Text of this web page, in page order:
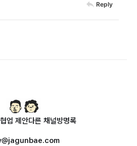
Reply
협업 제안다른 채널방명록